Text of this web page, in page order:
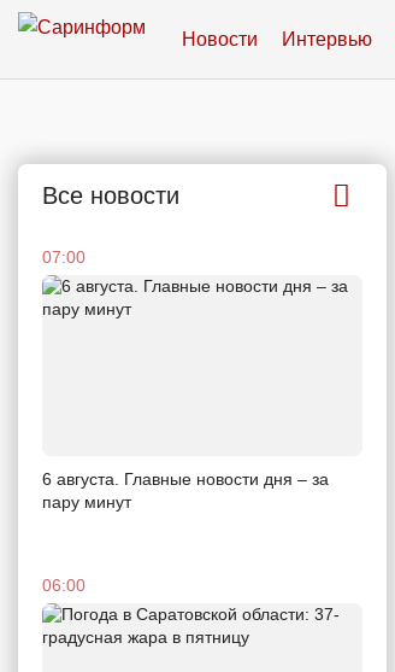
Новости Интервью
Все новости
07:00
6 августа. Главные новости дня – за
пару минут
06:00